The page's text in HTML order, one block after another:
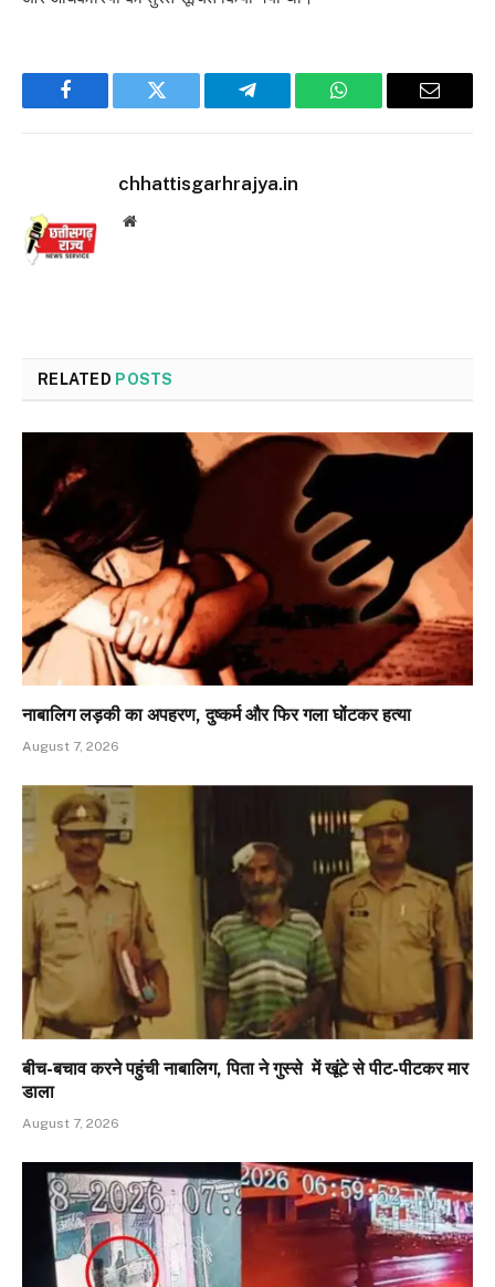
Facebook Twitter Telegram WhatsApp Email
chhattisgarhrajya.in
Website
RELATED POSTS
नाबालिग लड़की का अपहरण, दुष्कर्म और फिर गला घोंटकर हत्या
August 7, 2026
बीच-बचाव करने पहुंची नाबालिग, पिता ने गुस्से में खूंटे से पीट-पीटकर मार
डाला
August 7, 2026